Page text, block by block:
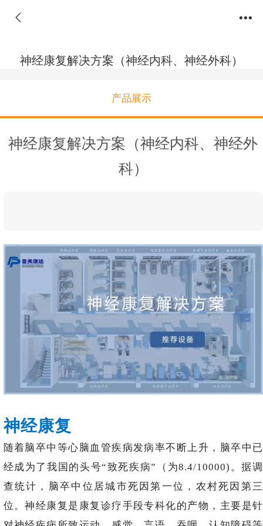
神经康复解决方案（神经内科、神经外科）
产品展示
神经康复解决方案（神经内科、神经外
科）
神经康复
随着脑卒中等心脑血管疾病发病率不断上升，脑卒中已
经成为了我国的头号“致死疾病”（为8.4/10000)。据调
查统计，脑卒中位居城市死因第一位，农村死因第三
位。神经康复是康复诊疗手段专科化的产物，主要是针